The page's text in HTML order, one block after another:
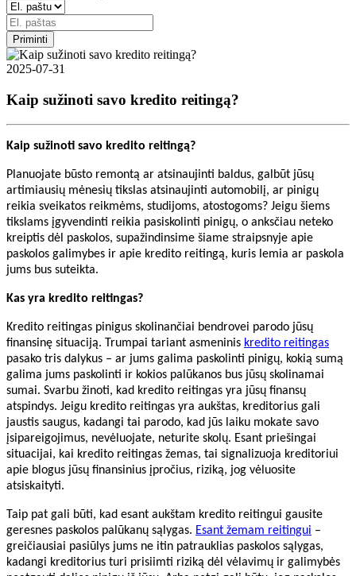
Priminti
2025-07-31
Kaip sužinoti savo kredito reitingą?
Kaip sužinoti savo kredito reitingą?
Planuojate būsto remontą ar atsinaujinti baldus, galbūt jūsų
artimiausių mėnesių tikslas atsinaujinti automobilį, ar pinigų
reikia sveikatos reikmėms, studijoms, atostogoms? Jeigu šiems
tikslams įgyvendinti reikia pasiskolinti pinigų, o anksčiau neteko
kreiptis dėl paskolos, supažindinsime šiame straipsnyje apie
paskolos galimybes ir apie kredito reitingą, kuris lemia ar paskola
jums bus suteikta.
Kas yra kredito reitingas?
Kredito reitingas pinigus skolinančiai bendrovei parodo jūsų
finansinę situaciją. Trumpai tariant asmeninis kredito reitingas
pasako tris dalykus – ar jums galima paskolinti pinigų, kokią sumą
galima jums paskolinti ir kokios palūkanos bus jūsų skolinamai
sumai. Svarbu žinoti, kad kredito reitingas yra jūsų finansų
atspindys. Jeigu kredito reitingas yra aukštas, kreditorius gali
jaustis saugus, kadangi tai parodo, kad jūs laiku mokate savo
įsipareigojimus, nevėluojate, neturite skolų. Esant priešingai
situacijai, kai kredito reitingas žemas, tai signalizuoja kreditoriui
apie blogus jūsų finansinius įpročius, riziką, jog vėluosite
atsiskaityti.
Taip pat gali būti, kad esant aukštam kredito reitingui gausite
geresnes paskolos palūkanų sąlygas. Esant žemam reitingui –
greičiausiai pasiūlys jums ne itin patrauklias paskolos sąlygas,
kadangi kreditorius turi prisiimti riziką dėl vėlavimų ir galimybės